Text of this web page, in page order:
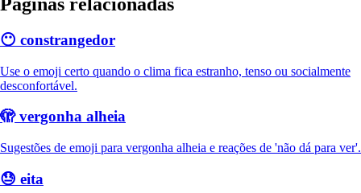
😶 constrangedor
Use o emoji certo quando o clima fica estranho, tenso ou socialmente
desconfortável.
🫣 vergonha alheia
Sugestões de emoji para vergonha alheia e reações de 'não dá para ver'.
😓 eita